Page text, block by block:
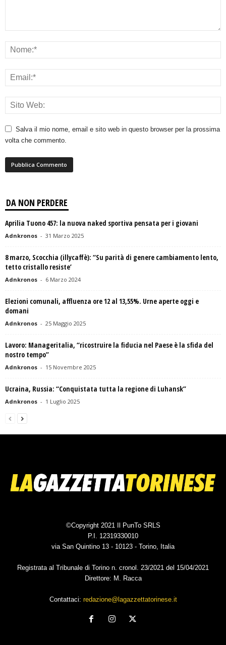
Salva il mio nome, email e sito web in questo browser per la prossima
volta che commento.
DA NON PERDERE
Aprilia Tuono 457: la nuova naked sportiva pensata per i giovani
Adnkronos - 31 Marzo 2025
8 marzo, Scocchia (illycaffè): “Su parità di genere cambiamento lento,
tetto cristallo resiste’
Adnkronos - 6 Marzo 2024
Elezioni comunali, affluenza ore 12 al 13,55%. Urne aperte oggi e
domani
Adnkronos - 25 Maggio 2025
Lavoro: Manageritalia, “ricostruire la fiducia nel Paese è la sfida del
nostro tempo”
Adnkronos - 15 Novembre 2025
Ucraina, Russia: “Conquistata tutta la regione di Luhansk”
Adnkronos - 1 Luglio 2025
©Copyright 2021 Il PunTo SRLS
P.I. 12319330010
via San Quintino 13 - 10123 - Torino, Italia
Registrata al Tribunale di Torino n. cronol. 23/2021 del 15/04/2021
Direttore: M. Racca
Contattaci: redazione@lagazzettatorinese.it